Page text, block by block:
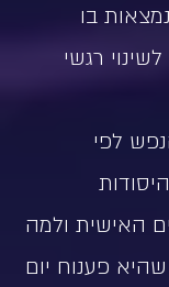
בו
רגשי
לפי
האישית ולמה
פענוח יום